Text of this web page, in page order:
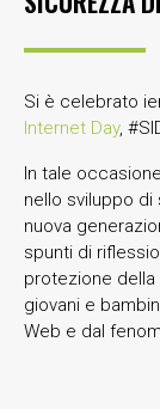
Si è celebrato
Internet Day,
In tale
nello sviluppo
nuova
spunti di
protezione
giovani e
Web e dal